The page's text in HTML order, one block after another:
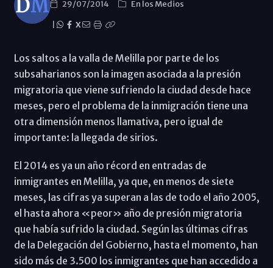
29/07/2014
En los Medios
X
Los saltos a la valla de Melilla por parte de los
subsaharianos son la imagen asociada a la presión
migratoria que viene sufriendo la ciudad desde hace
meses, pero el problema de la inmigración tiene una
otra dimensión menos llamativa, pero igual de
importante: la llegada de sirios.
El 2014 es ya un año récord en entradas de
inmigrantes en Melilla, ya que, en menos de siete
meses, las cifras ya superan a las de todo el año 2005,
el hasta ahora «peor» año de presión migratoria
que había sufrido la ciudad. Según las últimas cifras
de la Delegación del Gobierno, hasta el momento, han
sido más de 3.500 los inmigrantes que han accedido a